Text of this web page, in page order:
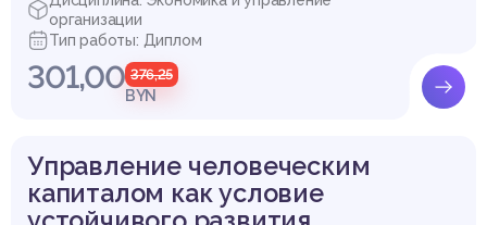
организации
Тип работы: Диплом
301,00 376,25
BYN
Управление человеческим
капиталом как условие